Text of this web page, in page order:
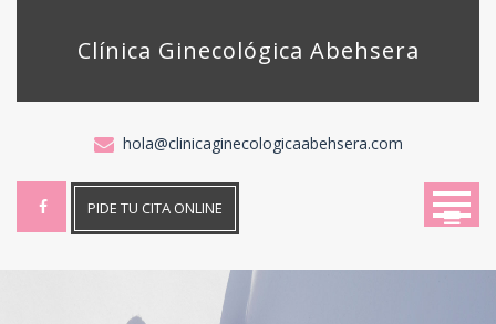
Clínica Ginecológica Abehsera
hola@clinicaginecologicaabehsera.com
PIDE TU CITA ONLINE